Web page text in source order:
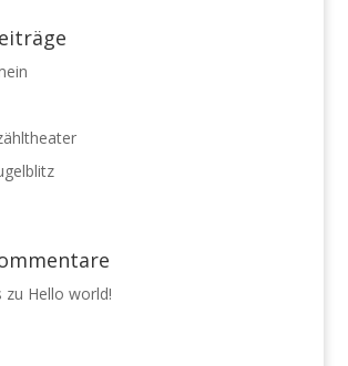
zu Hello world!